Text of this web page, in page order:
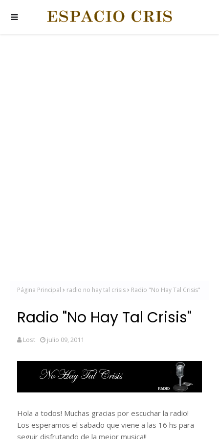
Página Principal radio no hay tal crisis Radio "No Hay Tal Crisis"
Radio "No Hay Tal Crisis"
Lost julio 09, 2011
Hola a todos! Muchas gracias por escuchar la radio!
Los esperamos el sabado que viene a las 16 hs para
seguir disfrutando de la mejor musica!!